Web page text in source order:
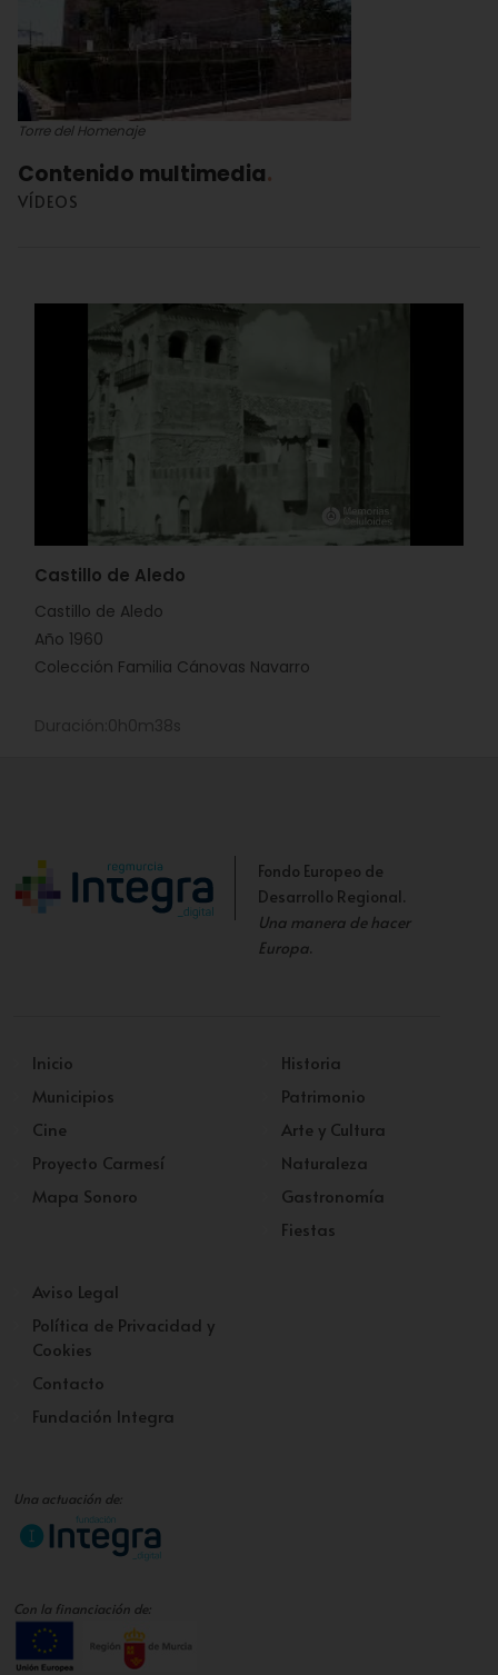
Torre del Homenaje
Contenido multimedia
VÍDEOS
Castillo de Aledo
Castillo de Aledo
Año 1960
Colección Familia Cánovas Navarro
Duración:0h0m38s
Fondo Europeo de
Desarrollo Regional.
Una manera de hacer
Europa.
Inicio
Municipios
Cine
Proyecto Carmesí
Mapa Sonoro
Historia
Patrimonio
Arte y Cultura
Naturaleza
Gastronomía
Fiestas
Aviso Legal
Política de Privacidad y
Cookies
Contacto
Fundación Integra
Una actuación de:
Con la financiación de: